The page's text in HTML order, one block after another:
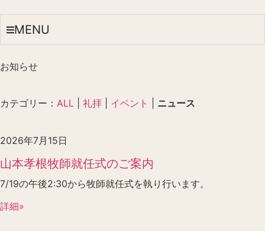
MENU
お知らせ
カテゴリー： ALL 礼拝 イベント ニュース
2026年7月15日
山本孝根牧師就任式のご案内
7/19の午後2:30から牧師就任式を執り行います。
詳細»